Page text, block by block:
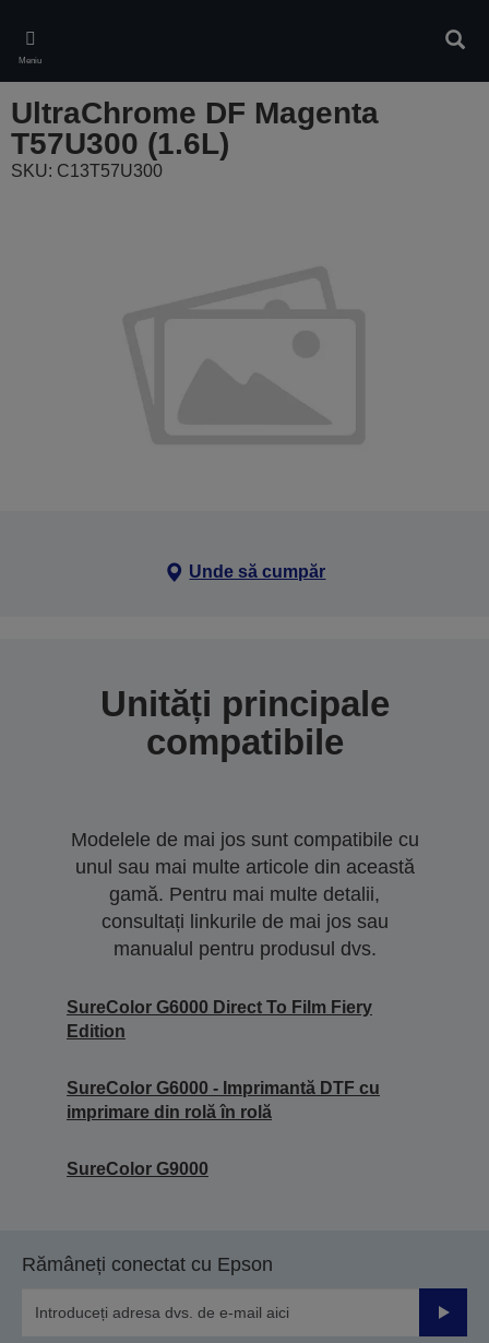
main
content
Meniu
UltraChrome DF Magenta
T57U300 (1.6L)
SKU: C13T57U300
Unde să cumpăr
Unități principale
compatibile
Modelele de mai jos sunt compatibile cu
unul sau mai multe articole din această
gamă. Pentru mai multe detalii,
consultați linkurile de mai jos sau
manualul pentru produsul dvs.
SureColor G6000 Direct To Film Fiery
Edition
SureColor G6000 - Imprimantă DTF cu
imprimare din rolă în rolă
SureColor G9000
Rămâneți conectat cu Epson